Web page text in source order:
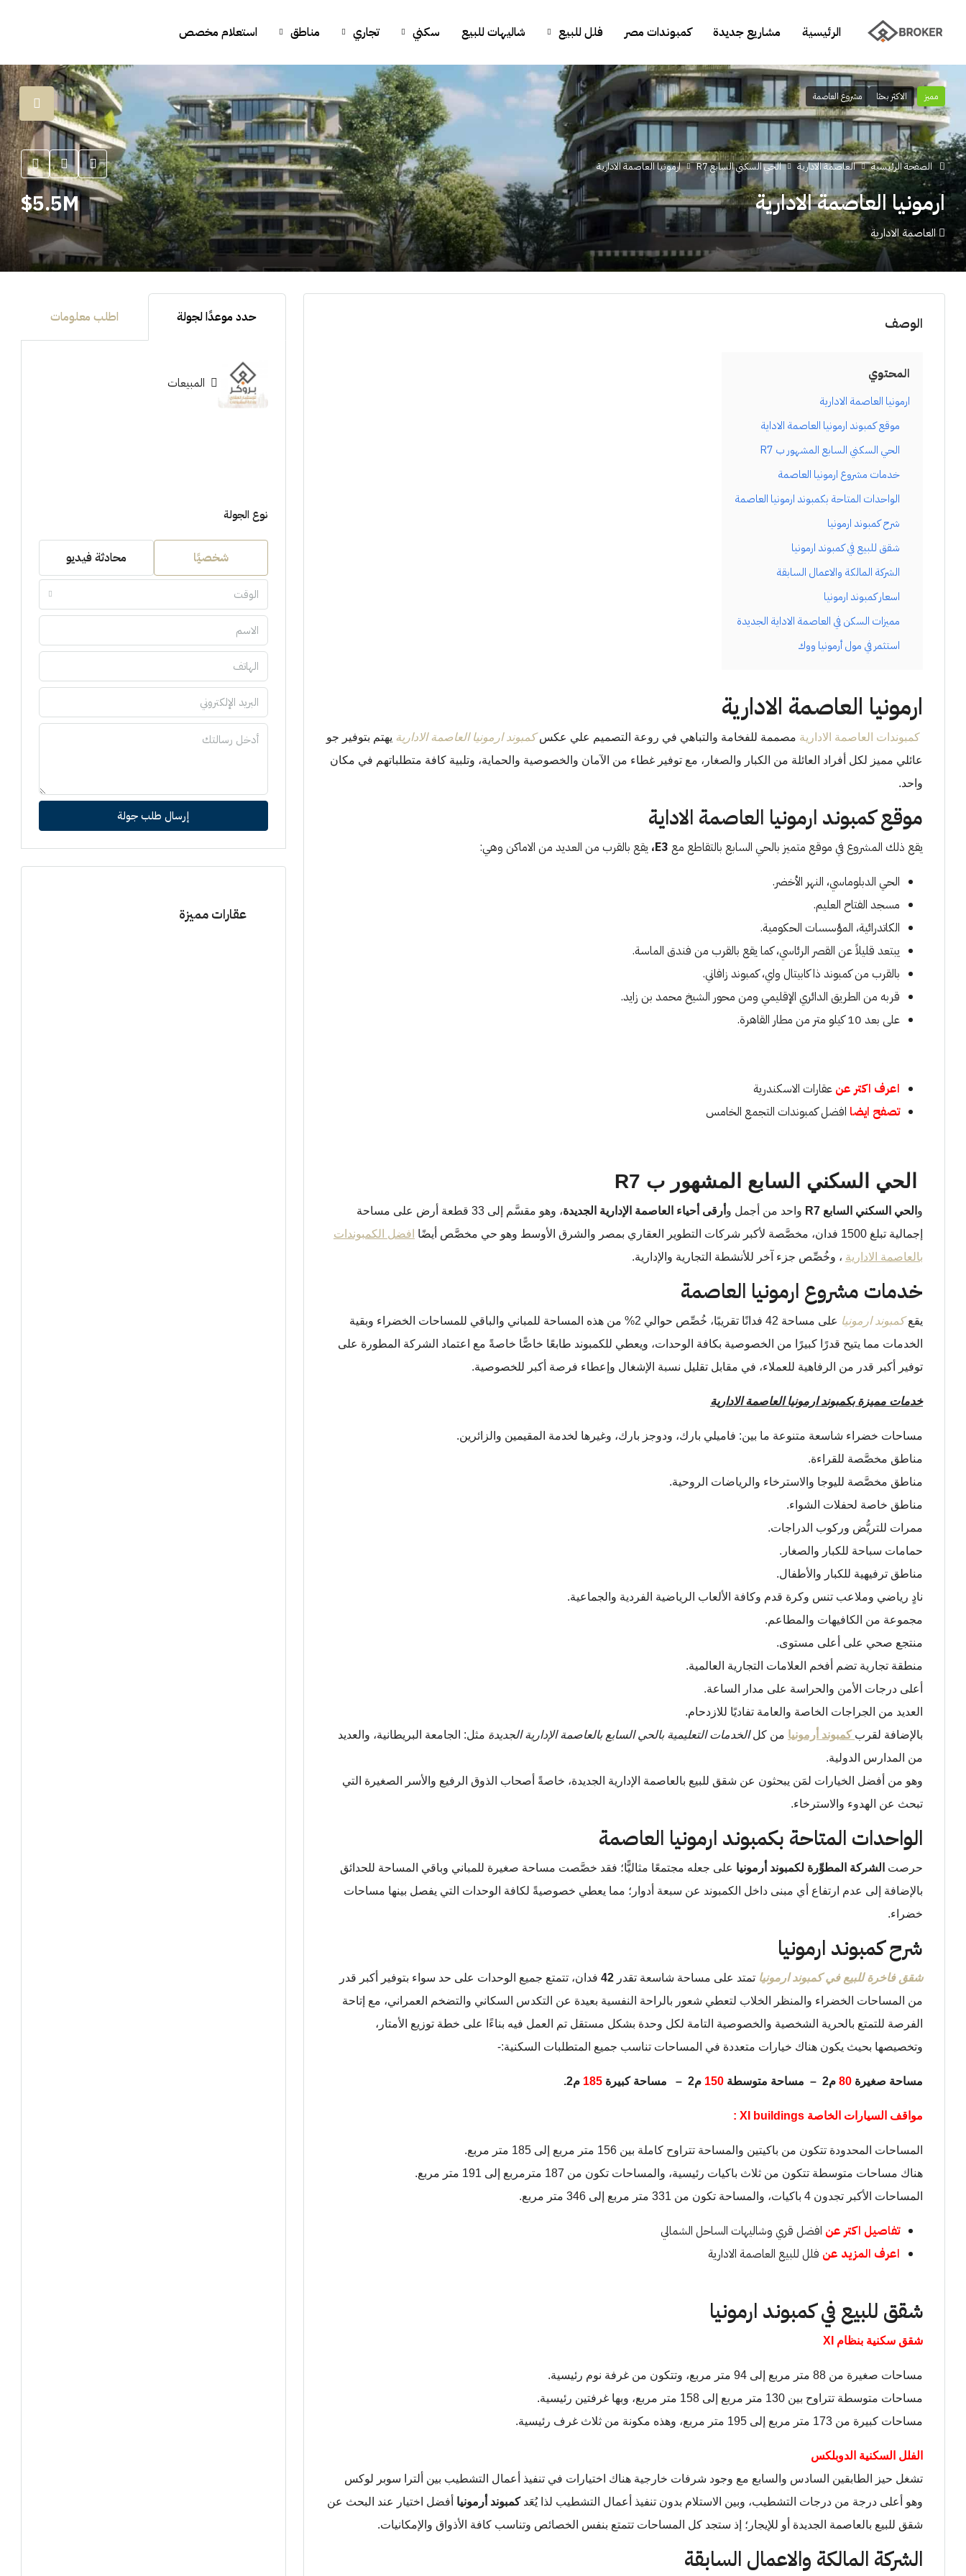
الرئيسية مشاريع جديدة كمبوندات مصر فلل للبيع شاليهات للبيع سكني تجاري مناطق استعلام مخصص
مميز الاكثر بحثا مشروع العاصمة
الصفحة الرئيسية العاصمة الادارية الحي السكني السابع R7 ارمونيا العاصمة الادارية
ارمونيا العاصمة الادارية
العاصمة الادارية
5.5M$
الوصف
المحتوي
ارمونيا العاصمة الادارية
موقع كمبوند ارمونيا العاصمة الاداية
الحي السكني السابع المشهور ب R7
خدمات مشروع ارمونيا العاصمة
الواحدات المتاحة بكمبوند ارمونيا العاصمة
شرح كمبوند ارمونيا
شقق للبيع في كمبوند ارمونيا
الشركة المالكة والاعمال السابقة
اسعار كمبوند ارمونيا
مميزات السكن في العاصمة الاداية الجديدة
استثمر في مول أرمونيا ووك
ارمونيا العاصمة الادارية
كمبوندات العاصمة الادارية مصممة للفخامة والتباهي في روعة التصميم علي عكسكمبوند ارمونيا العاصمة الادارية يهتم بتوفير جو
عائلي مميز لكل أفراد العائلة من الكبار والصغار، مع توفير غطاء من الآمان والخصوصية والحماية، وتلبية كافة متطلباتهم في مكان
واحد.
موقع كمبوند ارمونيا العاصمة الاداية
يقع ذلك المشروع في موقع متميز بالحي السابع بالتقاطع مع E3، يقع بالقرب من العديد من الاماكن وهي:
الحي الدبلوماسي، النهر الأخضر.
مسجد الفتاح العليم.
الكاتدرائية، المؤسسات الحكومية.
يبتعد قليلاً عن القصر الرئاسي، كما يقع بالقرب من فندق الماسة.
بالقرب من كمبوند ذا كابيتال واي، كمبوند زافاني.
قربه من الطريق الدائري الإقليمي ومن محور الشيخ محمد بن زايد.
على بعد 10 كيلو متر من مطار القاهرة.
اعرف اكتر عن عقارات الاسكندرية
تصفح ايضا افضل كمبوندات التجمع الخامس
الحي السكني السابع المشهور ب R7
و الحي السكني السابع R7 واحد من أجمل و أرقى أحياء العاصمة الإدارية الجديدة
، وهو مقسَّم إلى 33 قطعة أرض على مساحة
إجمالية تبلغ 1500 فدان، مخصَّصة لأكبر شركات التطوير العقاري بمصر والشرق الأوسط وهو حي مخصَّص أيضًا
افضل الكمبوندات
بالعاصمة الادارية ، وخُصِّص جزء آخر للأنشطة التجارية والإدارية.
خدمات مشروع ارمونيا العاصمة
يقعكمبوند ارمونيا
على مساحة 42 فدانًا تقريبًا، خُصِّص حوالي 2% من هذه المساحة للمباني والباقي للمساحات الخضراء وبقية
الخدمات مما يتيح قدرًا كبيرًا من الخصوصية بكافة الوحدات، ويعطي للكمبوند طابعًا خاصًّا خاصةً مع اعتماد الشركة المطورة على
توفير أكبر قدر من الرفاهية للعملاء، في مقابل تقليل نسبة الإشغال وإعطاء فرصة أكبر للخصوصية.
خدمات مميزة بكمبوند ارمونيا العاصمة الادارية
مساحات خضراء شاسعة متنوعة ما بين: فاميلي بارك، ودوجز بارك، وغيرها لخدمة المقيمين والزائرين.
مناطق مخصَّصة للقراءة.
مناطق مخصَّصة لليوجا والاسترخاء والرياضات الروحية.
مناطق خاصة لحفلات الشواء.
ممرات للتريُّض وركوب الدراجات.
حمامات سباحة للكبار والصغار.
مناطق ترفيهية للكبار والأطفال.
نادٍ رياضي وملاعب تنس وكرة قدم وكافة الألعاب الرياضية الفردية والجماعية.
مجموعة من الكافيهات والمطاعم.
منتجع صحي على أعلى مستوى.
منطقة تجارية تضم أفخم العلامات التجارية العالمية.
أعلى درجات الأمن والحراسة على مدار الساعة.
العديد من الجراجات الخاصة والعامة تفاديًا للازدحام.
بالإضافة لقرب كمبوند أرمونيا من كلالخدمات التعليمية بالحي السابع بالعاصمة الإدارية الجديدة مثل: الجامعة البريطانية، والعديد
من المدارس الدولية.
وهو من أفضل الخيارات لمَن يبحثون عن شقق للبيع بالعاصمة الإدارية الجديدة، خاصةً أصحاب الذوق الرفيع والأسر الصغيرة التي
تبحث عن الهدوء والاسترخاء.
الواحدات المتاحة بكمبوند ارمونيا العاصمة
حرصت الشركة المطوِّرة لكمبوند أرمونيا على جعله مجتمعًا مثاليًّا؛ فقد خصَّصت مساحة صغيرة للمباني وباقي المساحة للحدائق
بالإضافة إلى عدم ارتفاع أي مبنى داخل الكمبوند عن سبعة أدوار؛ مما يعطي خصوصيةً لكافة الوحدات التي يفصل بينها مساحات
خضراء.
شرح كمبوند ارمونيا
شقق فاخرة للبيع في كمبوند ارمونيا تمتد على مساحة شاسعة تقدر 42 فدان، تتمتع جميع الوحدات على حد سواء بتوفير أكبر قدر
من المساحات الخضراء والمنظر الخلاب لتعطي شعور بالراحة النفسية بعيدة عن التكدس السكاني والتضخم العمراني، مع إتاحة
الفرصة للتمتع بالحرية الشخصية والخصوصية التامة لكل وحدة بشكل مستقل تم العمل فيه بناءًا على خطة توزيع الأمتار،
وتخصيصها بحيث يكون هناك خيارات متعددة في المساحات تناسب جميع المتطلبات السكنية:-
مساحة صغيرة 80 م2 – مساحة متوسطة 150 م2 – مساحة كبيرة 185 م2.
مواقف السيارات الخاصة XI buildings :
المساحات المحدودة تتكون من باكيتين والمساحة تتراوح كاملة بين 156 متر مربع إلى 185 متر مربع.
هناك مساحات متوسطة تتكون من ثلاث باكيات رئيسية، والمساحات تكون من 187 مترمربع إلى 191 متر مربع.
المساحات الأكبر تجدون 4 باكيات، والمساحة تكون من 331 متر مربع إلى 346 متر مربع.
تفاصيل اكتر عن افضل قري وشاليهات الساحل الشمالي
اعرف المزيد عن فلل للبيع العاصمة الادارية
شقق للبيع في كمبوند ارمونيا
شقق سكنية بنظام XI
مساحات صغيرة من 88 متر مربع إلى 94 متر مربع، وتتكون من غرفة نوم رئيسية.
مساحات متوسطة تتراوح بين 130 متر مربع إلى 158 متر مربع، وبها غرفتين رئيسية.
مساحات كبيرة من 173 متر مربع إلى 195 متر مربع، وهذه مكونة من ثلاث غرف رئيسية.
الفلل السكنية الدوبلكس
تشغل حيز الطابقين السادس والسابع مع وجود شرفات خارجية هناك اختيارات في تنفيذ أعمال التشطيب بين ألترا سوبر لوكس
وهو أعلى درجة من درجات التشطيب، وبين الاستلام بدون تنفيذ أعمال التشطيب لذا يُعَدكمبوند أرمونيا أفضل اختيار عند البحث عن
شقق للبيع بالعاصمة الجديدة أو للإيجار؛ إذ ستجد كل المساحات تتمتع بنفس الخصائص وتناسب كافة الأذواق والإمكانيات.
الشركة المالكة والاعمال السابقة
حدد موعدًا لجولة اطلب معلومات
المبيعات
نوع الجولة
شخصيًا محادثة فيديو
الوقت
إرسال طلب جولة
عقارات مميزة